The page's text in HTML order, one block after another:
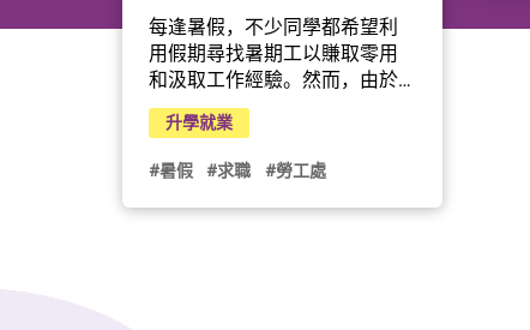
每逢暑假，不少同學都希望利
用假期尋找暑期工以賺取零用
和汲取工作經驗。然而，由於
缺乏社會經驗，他們往往成為
騙徒 的目標。面對不同的招聘
方式及陌生的招聘程序，同學
們必須冷靜謹慎，接受聘用前
須詳細了解工作性質，衡量自
升學就業
#暑假 #求職 #勞工處